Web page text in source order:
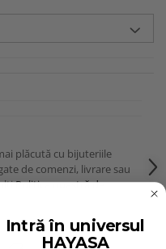
plăcută cu bijuteriile
de comenzi, livrare sau
Politica noastră de
Intră în universul
HAYASA